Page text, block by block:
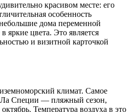
красивом месте: его
особенность
дома переменной
яркие цвета. Это является
и визитной карточкой
климат. Самое
Ла Специи — пляжный сезон,
Температура воздуха в это